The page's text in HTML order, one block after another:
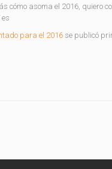
cómo asoma el 2016,
para el 2016 se publicó